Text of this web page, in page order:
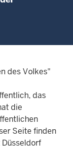
des Volkes"
das
die
Seite finden